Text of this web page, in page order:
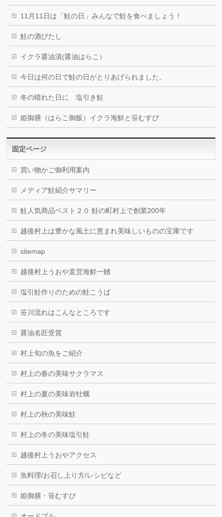
11月11日は「鮭の日」みんなで鮭を食べましょう！
鮭の酒びたし
イクラ醤油漬(醤油はらこ）
今日は何の日で鮭の日がとりあげられました。
冬の晴れた日に 塩引き鮭
姫御膳（はらこ御飯）イクラ海鮮と笹むすび
固定ページ
買い物かご御利用案内
メディア鮭紹介サマリー
鮭人気商品ベスト２０ 鮭の町村上で創業200年
越後村上は豊かな風土に恵まれ美味しいものの宝庫です
sitemap
越後村上うおや直営海鮮一鰭
塩引鮭作りのための鮭こうば
笹川流れはこんなところです
醤油名匠受賞
村上旬の魚をご紹介
村上の春の美味サクラマス
村上の夏の美味岩牡蠣
村上の秋の美味鮭
村上の冬の美味塩引鮭
越後村上うおやアクセス
魚料理/お召し上り方/レシピなど
姫御膳・笹むすび